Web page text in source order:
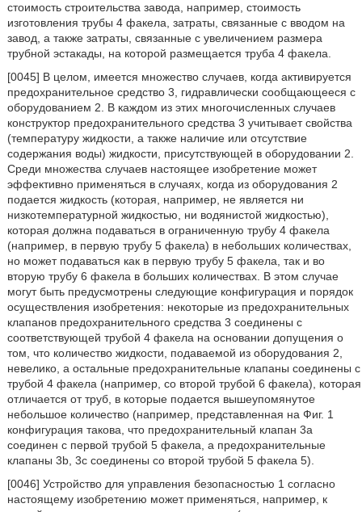
стоимость строительства завода, например, стоимость
изготовления трубы 4 факела, затраты, связанные с вводом на
завод, а также затраты, связанные с увеличением размера
трубной эстакады, на которой размещается труба 4 факела.
[0045] В целом, имеется множество случаев, когда активируется
предохранительное средство 3, гидравлически сообщающееся с
оборудованием 2. В каждом из этих многочисленных случаев
конструктор предохранительного средства 3 учитывает свойства
(температуру жидкости, а также наличие или отсутствие
содержания воды) жидкости, присутствующей в оборудовании 2.
Среди множества случаев настоящее изобретение может
эффективно применяться в случаях, когда из оборудования 2
подается жидкость (которая, например, не является ни
низкотемпературной жидкостью, ни водянистой жидкостью),
которая должна подаваться в ограниченную трубу 4 факела
(например, в первую трубу 5 факела) в небольших количествах,
но может подаваться как в первую трубу 5 факела, так и во
вторую трубу 6 факела в больших количествах. В этом случае
могут быть предусмотрены следующие конфигурация и порядок
осуществления изобретения: некоторые из предохранительных
клапанов предохранительного средства 3 соединены с
соответствующей трубой 4 факела на основании допущения о
том, что количество жидкости, подаваемой из оборудования 2,
невелико, а остальные предохранительные клапаны соединены с
трубой 4 факела (например, со второй трубой 6 факела), которая
отличается от труб, в которые подается вышеупомянутое
небольшое количество (например, представленная на Фиг. 1
конфигурация такова, что предохранительный клапан 3а
соединен с первой трубой 5 факела, а предохранительные
клапаны 3b, 3с соединены со второй трубой 5 факела 5).
[0046] Устройство для управления безопасностью 1 согласно
настоящему изобретению может применяться, например, к